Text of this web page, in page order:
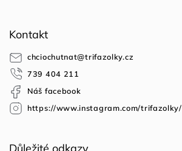
Kontakt
chciochutnat@trifazolky.cz
739 404 211
Náš facebook
https://www.instagram.com/trifazolky/